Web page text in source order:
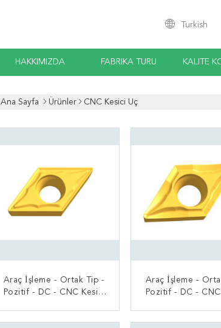
Turkish
HAKKIMIZDA FABRIKA TURU KALITE
Ana Sayfa Ürünler CNC Kesici Uç
Araç İşleme - Ortak Tip -
Pozitif - DC - CNC Kesici
ŞIMDI BAŞVURUN
Araç İşleme -
Pozitif - DC - CNC
ŞIMDI